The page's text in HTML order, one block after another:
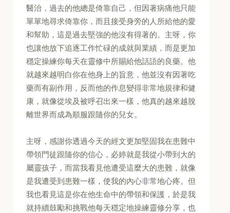
醫治，過去的他總是倚靠自己，但因著病痛他只能
單單地尋求倚靠你，而且接受身旁的人所給他的愛
和幫助，這是過去堅強的他沒有得著的。主呀，你
也讓他放下追逐工作忙碌的成就與業績，而是更加
穩定操練你每天在靈修中所賜給他話語的良藥。他
就越來越明白你在他身上的旨意，他並沒有因著吃
藥而有副作用，反而他的作息變得非常地規律和健
康，就像從埃及被呼召出來一樣，他真的越來越脫
離世界而成為順服跟隨你的兒女。
主呀，感謝你透過今天的經文更加堅固我在患難中
帶領門徒跟隨你的信心，必婷就是我從小帶到大的
屬靈孩子，而當我看見他遭受這麼大的患難，就像
是我遭受到患難一樣，使我的內心非常地心疼。但
我也看見這是你在他生命中的帶領和保護，於是我
就持續鼓勵和挑戰他每天穩定地操練靈修分享，也